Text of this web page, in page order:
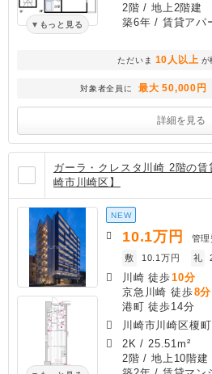
もっと見る
2階 / 地上2階建
築6年 / 賃貸アパ
ただいま 10人以上 が
対象者全員に 最大 50,000円
詳細を見る
ガーラ・クレスタ川崎 2階の賃
崎市川崎区】
NEW
10.1万円 管理
敷
10.1万円 礼
川崎 徒歩10分
京急川崎 徒歩8分
港町 徒歩14分
川崎市川崎区榎町
2K / 25.51m²
2階 / 地上10階建